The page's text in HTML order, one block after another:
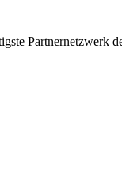
Partnernetzwerk